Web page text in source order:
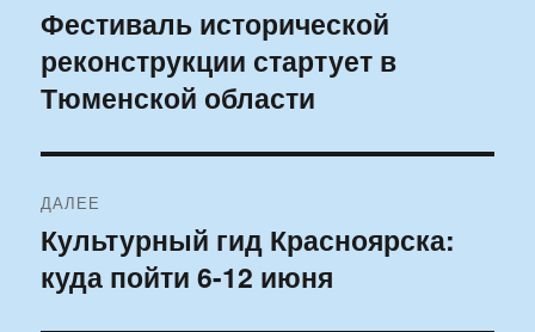
по
записям
Предыдущая
запись:
Фестиваль исторической
реконструкции стартует в
Тюменской области
ДАЛЕЕ
Следующая
запись:
Культурный гид Красноярска:
куда пойти 6-12 июня